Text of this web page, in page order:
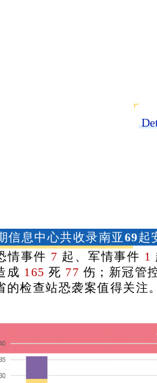
信息中心共收录南亚69起
情事件 7 起、军情事件 1
成 165死 77 伤；新冠管
的检查站恐袭案值得关注